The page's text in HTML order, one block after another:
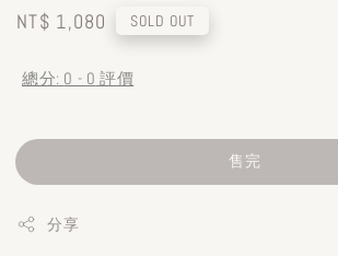
Regular
NT$ 1,080 SOLD OUT
總分: 0 - 0 評價
售完
分享